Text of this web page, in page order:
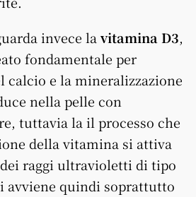
invece lavitamina D3,
fondamentale per
calcio e la mineralizzazione
nella pelle con
tuttavia la il processo che
della vitamina si attiva
dei raggi ultravioletti di tipo
avviene quindi soprattutto